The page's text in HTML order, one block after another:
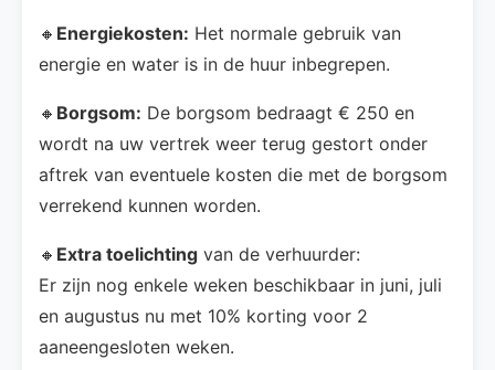
🔸 Energiekosten: Het normale gebruik van
energie en water is in de huur inbegrepen.
🔸 Borgsom: De borgsom bedraagt € 250 en
wordt na uw vertrek weer terug gestort onder
aftrek van eventuele kosten die met de borgsom
verrekend kunnen worden.
🔸 Extra toelichting van de verhuurder:
Er zijn nog enkele weken beschikbaar in juni, juli
en augustus nu met 10% korting voor 2
aaneengesloten weken.